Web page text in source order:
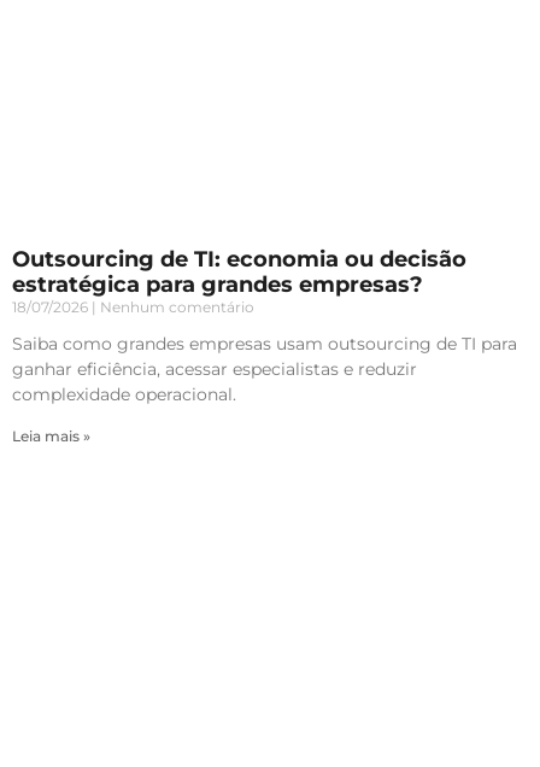
Outsourcing de TI: economia ou decisão
estratégica para grandes empresas?
18/07/2026 Nenhum comentário
Saiba como grandes empresas usam outsourcing de TI para
ganhar eficiência, acessar especialistas e reduzir
complexidade operacional.
Leia mais »